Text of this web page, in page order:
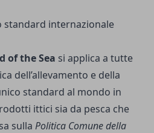
standard internazionale
of the Sea si applica a tutte
dell’allevamento e della
standard al mondo in
ittici sia da pesca che
sulla Politica Comune della